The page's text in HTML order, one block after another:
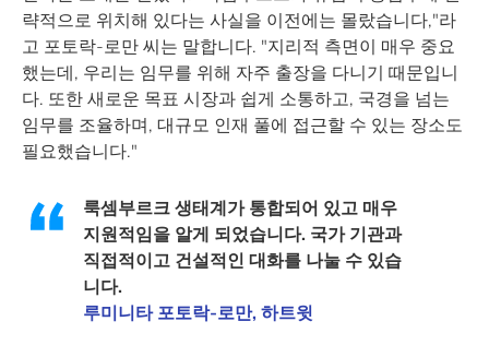
략적으로 위치해 있다는 사실을 이전에는 몰랐습니다,"라
고 포토락-로만 씨는 말합니다. "지리적 측면이 매우 중요
했는데, 우리는 임무를 위해 자주 출장을 다니기 때문입니
다. 또한 새로운 목표 시장과 쉽게 소통하고, 국경을 넘는
임무를 조율하며, 대규모 인재 풀에 접근할 수 있는 장소도
필요했습니다."
룩셈부르크 생태계가 통합되어 있고 매우
지원적임을 알게 되었습니다. 국가 기관과
직접적이고 건설적인 대화를 나눌 수 있습
니다.
루미니타 포토락-로만, 하트윗